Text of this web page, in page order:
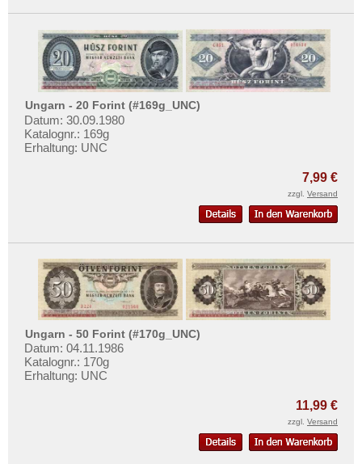
Ungarn - 20 Forint (#169g_UNC)
Datum: 30.09.1980
Katalognr.: 169g
Erhaltung: UNC
7,99 €
zzgl. Versand
Ungarn - 50 Forint (#170g_UNC)
Datum: 04.11.1986
Katalognr.: 170g
Erhaltung: UNC
11,99 €
zzgl. Versand